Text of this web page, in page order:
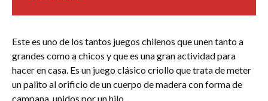
Este es uno de los tantos juegos chilenos que unen tanto a
grandes como a chicos y que es una gran actividad para
hacer en casa. Es un juego clásico criollo que trata de meter
un palito al orificio de un cuerpo de madera con forma de
campana, unidos por un hilo.